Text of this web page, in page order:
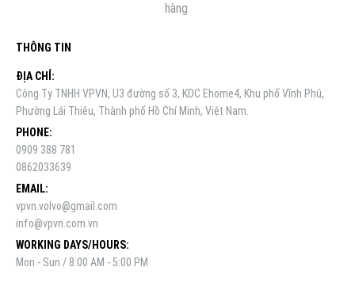
hàng.
THÔNG TIN
ĐỊA CHỈ:
Công Ty TNHH VPVN, U3 đường số 3, KDC Ehome4, Khu phố Vĩnh Phú,
Phường Lái Thiêu, Thành phố Hồ Chí Minh, Việt Nam.
PHONE:
0909 388 781
0862033639
EMAIL:
vpvn.volvo@gmail.com
info@vpvn.com.vn
WORKING DAYS/HOURS:
Mon - Sun / 8:00 AM - 5:00 PM